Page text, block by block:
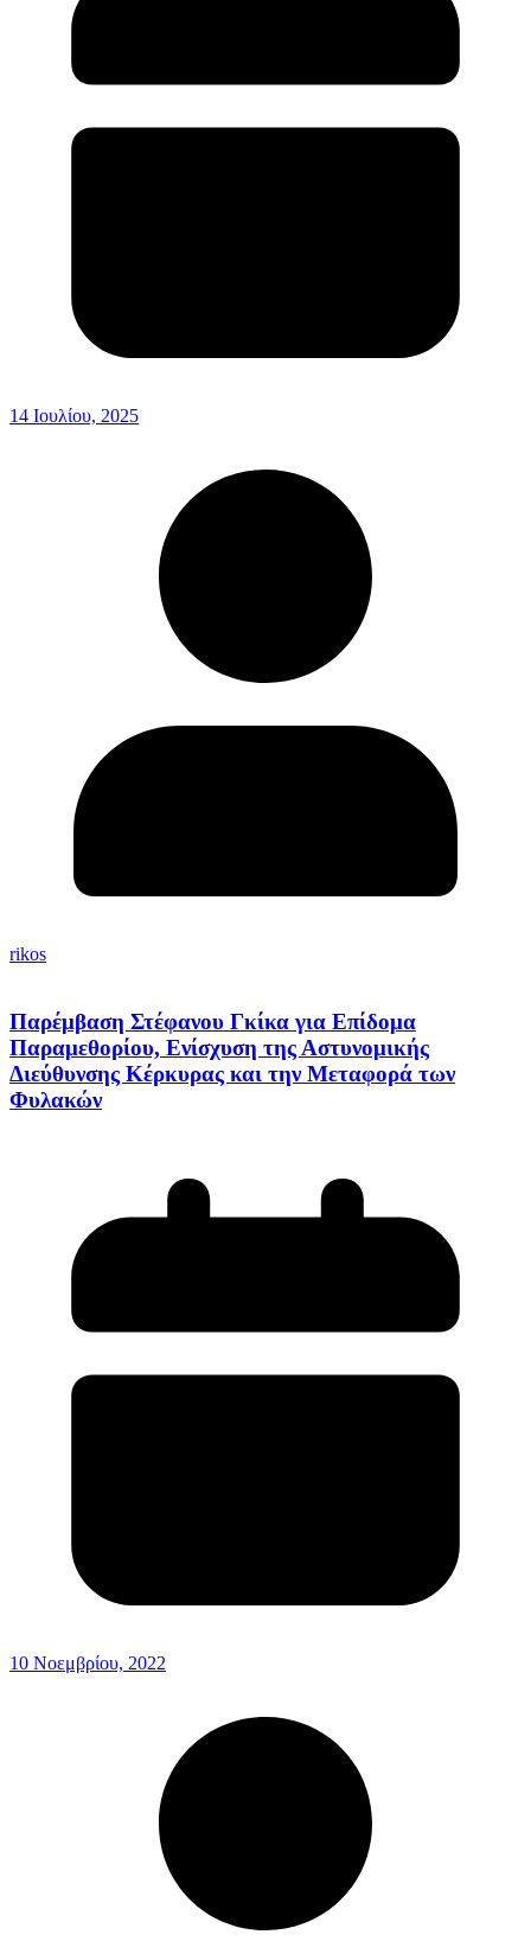
14 Ιουλίου, 2025
rikos
Παρέμβαση Στέφανου Γκίκα για Επίδομα
Παραμεθορίου, Ενίσχυση της Αστυνομικής
Διεύθυνσης Κέρκυρας και την Μεταφορά των
Φυλακών
10 Νοεμβρίου, 2022